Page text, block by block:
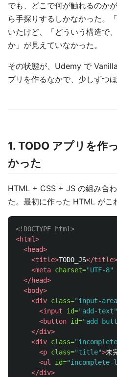
でも、どこで何が触れるのか
ら手探りするしかなかった。
いたけど、「どういう構造で
か」が見えていなかった。
その状態が、Udemy で
プリを作るなかで、少しずつ
1. TODO アプリを作
かった
HTML + CSS + JS の組み合
た。最初に作った HTML がこ
<!DOCTYPE html>
<html>
<head>
<title>TODO_JS</title>
<meta charset="UTF-8"
</head>
<body>
<div class="input-
<input
id="add-text"
<button id="add-
</div>
<div class=
<p class="title">未
<ul
id=
</div>